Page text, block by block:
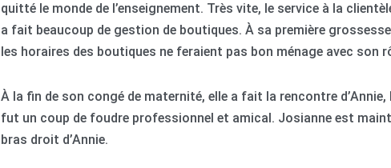
quitté le monde de l’enseignement. Très vite, le service à la
a fait beaucoup de gestion de boutiques. À sa première
les horaires des boutiques ne feraient pas bon ménage avec son
À la fin de son congé de maternité, elle a fait la rencontre
fut un coup de foudre professionnel et amical. Josianne est
bras droit d’Annie.